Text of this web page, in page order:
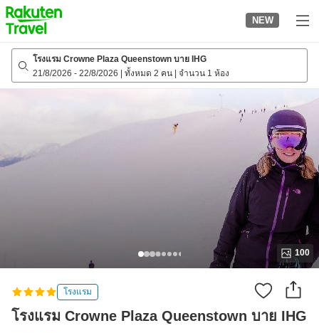
to
top
page
NEW
โรงแรม Crowne Plaza Queenstown บาย IHG
21/8/2026 - 22/8/2026 ทั้งหมด 2 คน จำนวน 1 ห้อง
100
โรงแรม
โรงแรม Crowne Plaza Queenstown บาย IHG